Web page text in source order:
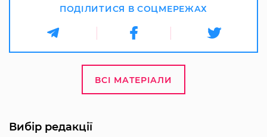
ПОДІЛИТИСЯ В СОЦМЕРЕЖАХ
ВСІ МАТЕРІАЛИ
Вибір редакції